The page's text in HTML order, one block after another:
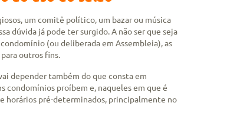
um comitê político, um bazar ou música
dúvida já pode ter surgido. A não ser que seja
(ou deliberada em Assembleia), as
outros fins.
depender também do que consta em
condomínios proíbem e, naqueles em que é
horários pré-determinados, principalmente no